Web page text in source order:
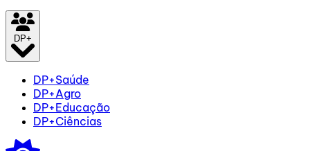
DP+
DP+Saúde
DP+Agro
DP+Educação
DP+Ciências